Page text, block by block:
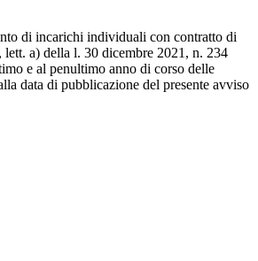
di incarichi individuali con contratto di
a) della l. 30 dicembre 2021, n. 234
e al penultimo anno di corso delle
data di pubblicazione del presente avviso